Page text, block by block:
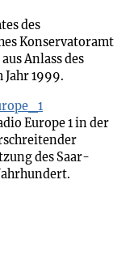
des
Konservatoramt
Anlass des
1999.
Europe 1 in der
des Saar-